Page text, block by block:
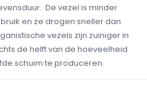
De vezel is minder
en ze drogen sneller dan
vezels zijn zuiniger in
de helft van de hoeveelheid
schuim te produceren.